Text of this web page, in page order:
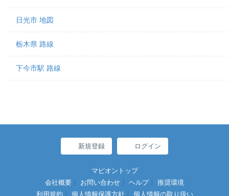
日光市 地図
栃木県 路線
下今市駅 路線
新規登録 ログイン
マピオントップ
会社概要
お問い合わせ ヘルプ
推奨環境
利用規約
個人情報保護方針 個人情報の取り扱い